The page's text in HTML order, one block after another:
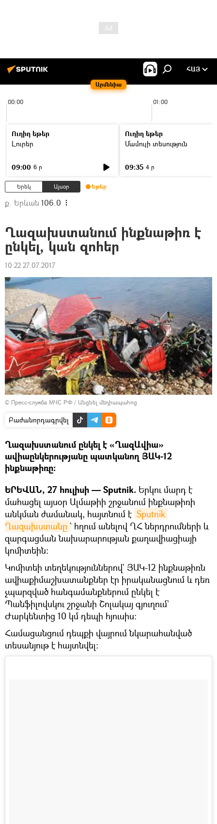
Արմենիա
ՀԱՅ
00:00 01:00
Ուղիղ եթեր
Լուրեր
09:00 6 ր
Ուղիղ եթեր
Մամուլի տեսություն
09:35 4 ր
Երեկ Այսօր Եթեր
ք. Երևան 106.0
Ղազախստանում ինքնաթիռ է
ընկել, կան զոհեր
10:22 27.07.2017
© Пресс-служба МЧС РФ / Անցնել մեդիապահոց
Բաժանորդագրվել
Ղազախստանում ընկել է «ՂազԱվիա»
ավիաընկերությանը պատկանող ՅԱԿ-12
ինքնաթիռը։
ԵՐԵՎԱՆ, 27 հուլիսի — Sputnik. Երկու մարդ է
մահացել այսօր Ալմաթիի շրջանում ինքնաթիռի
անկման ժամանակ, հայտնում է Sputnik
Ղազախստանը ` հղում անելով ՂՀ ներդրումների և
զարգացման նախարարության քաղավիացիայի
կոմիտեին։
Կոմիտեի տեղեկություններով` ՅԱԿ-12 ինքնաթիռն
ավիաքիմաշխատանքներ էր իրականացնում և դեռ
չպարզված հանգամանքներում ընկել է
Պանֆիլովսկու շրջանի Շոլակայ գյուղում`
Ժարկենտից 10 կմ դեպի հյուսիս։
Համացանցում դեպքի վայրում նկարահանված
տեսանյութ է հայտնվել։